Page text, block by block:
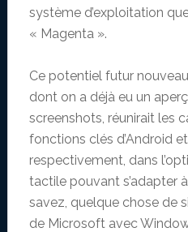
système d’exploitation
« Magenta ».
Ce potentiel futur
dont on a déjà eu un
screenshots, réunirait les
fonctions clés d’Android
respectivement, dans
tactile pouvant s’adapter
savez, quelque chose de
de Microsoft avec